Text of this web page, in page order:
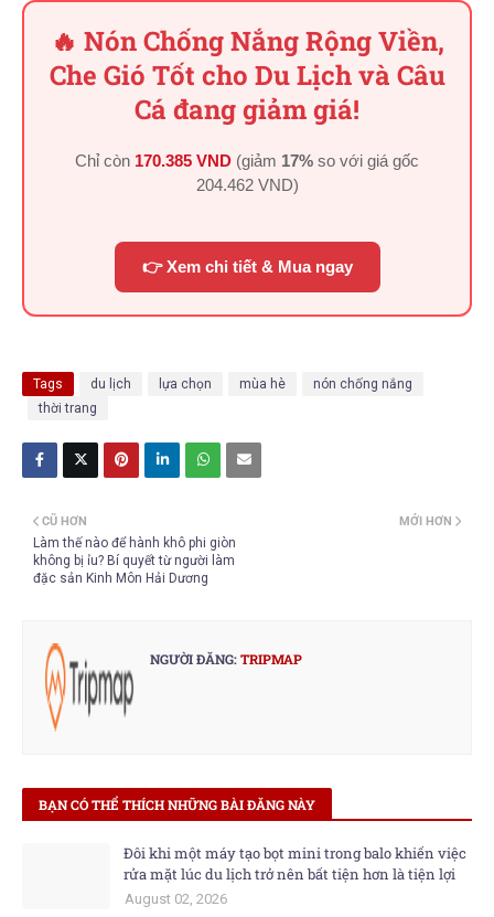
🔥 Nón Chống Nắng Rộng Viền,
Che Gió Tốt cho Du Lịch và Câu
Cá đang giảm giá!
Chỉ còn 170.385 VND (giảm 17% so với giá gốc
204.462 VND)
👉 Xem chi tiết & Mua ngay
Tags du lịch lựa chọn mùa hè
nón chống nắng
thời trang
MỚI HƠN
CŨ HƠN
Làm thế nào để hành khô phi giòn
không bị ỉu? Bí quyết từ người làm
đặc sản Kinh Môn Hải Dương
NGƯỜI ĐĂNG:TRIPMAP
BẠN CÓ THỂ THÍCH NHỮNG BÀI ĐĂNG NÀY
Đôi khi một máy tạo bọt mini trong balo khiến việc
rửa mặt lúc du lịch trở nên bất tiện hơn là tiện lợi
August 02, 2026